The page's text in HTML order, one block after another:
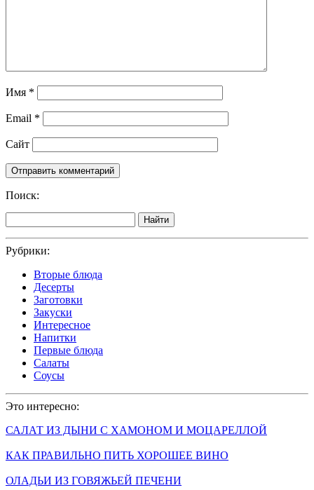
Имя *
Email *
Сайт
Поиск:
Найти
Рубрики:
Вторые блюда
Десерты
Заготовки
Закуски
Интересное
Напитки
Первые блюда
Салаты
Соусы
Это интересно:
САЛАТ ИЗ ДЫНИ С ХАМОНОМ И МОЦАРЕЛЛОЙ
КАК ПРАВИЛЬНО ПИТЬ ХОРОШЕЕ ВИНО
ОЛАДЬИ ИЗ ГОВЯЖЬЕЙ ПЕЧЕНИ